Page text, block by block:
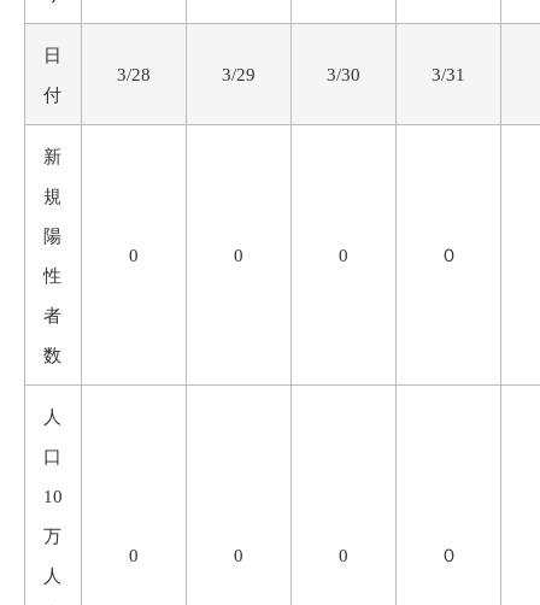
日
付
3/28 3/29 3/30 3/31
新
規
陽
性
者
数
0 0 0 ０
人
口
10
万
人
0 0 0 ０